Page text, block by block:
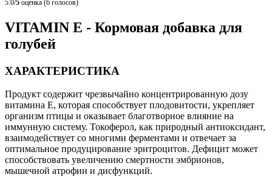
5.0/5 оценка (6 голосов)
VITAMIN E - Кормовая добавка для
голубей
ХАРАКТЕРИСТИКА
Продукт содержит чрезвычайно концентрированную дозу
витамина Е, которая способствует плодовитости, укрепляет
организм птицы и оказывает благотворное влияние на
иммунную систему. Токоферол, как природный антиоксидант,
взаимодействует со многими ферментами и отвечает за
оптимальное продуцирование эритроцитов. Дефицит может
способствовать увеличению смертности эмбрионов,
мышечной атрофии и дисфункций.